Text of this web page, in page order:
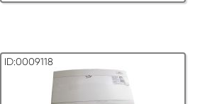
ID:0009118